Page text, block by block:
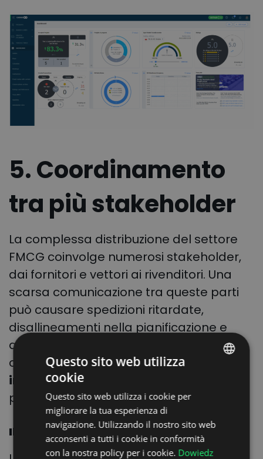
5. Coordinamento
tra più stakeholder
La complessa distribuzione del settore
FMCG coinvolge numerosi stakeholder,
dai fornitori e vettori ai rivenditori. Una
scarsa comunicazione tra queste parti
può causare spedizioni ritardate,
disallineamenti nella pianificazione e
altre inefficienze che possono
comportarecosti maggiori o clienti
insoddisfatti
periodi in cui la domanda aumenta.
Il nostro consiglio:
GERMAN
UKRAINIAN
Questo sito web utilizza
cookie
Questo sito web utilizza i cookie per
migliorare la tua esperienza di
navigazione. Utilizzando il nostro sito web
acconsenti a tutti i cookie in conformità
con la nostra policy per i cookie. Dowiedz